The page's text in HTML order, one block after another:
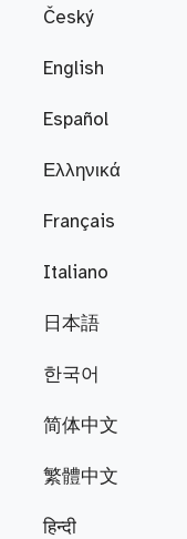
Český
English
Español
Ελληνικά
Français
Italiano
日本語
한국어
简体中文
繁體中文
हिन्दी